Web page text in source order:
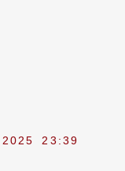
23:39